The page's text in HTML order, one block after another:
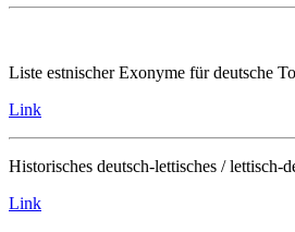
Liste estnischer Exonyme für deutsche
Link
Historisches deutsch-lettisches / lettisch-
Link